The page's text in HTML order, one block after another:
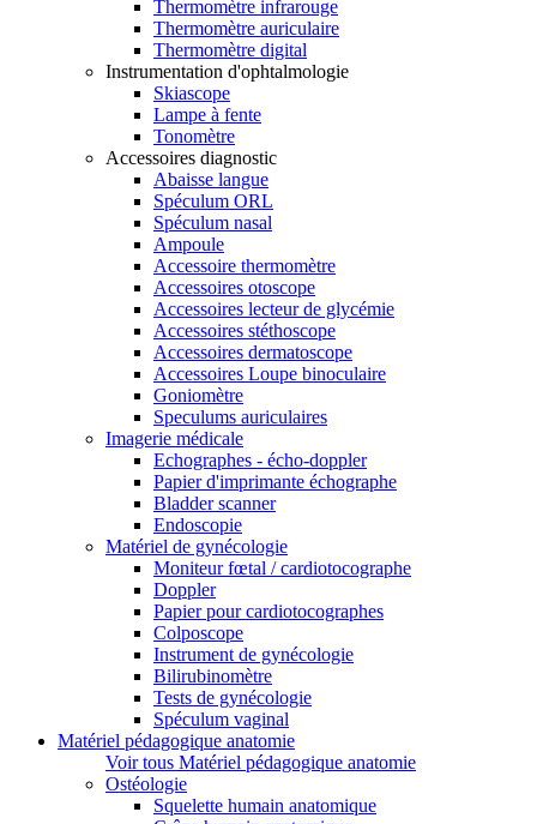
Thermomètre infrarouge
Thermomètre auriculaire
Thermomètre digital
Instrumentation d'ophtalmologie
Skiascope
Lampe à fente
Tonomètre
Accessoires diagnostic
Abaisse langue
Spéculum ORL
Spéculum nasal
Ampoule
Accessoire thermomètre
Accessoires otoscope
Accessoires lecteur de glycémie
Accessoires stéthoscope
Accessoires dermatoscope
Accessoires Loupe binoculaire
Goniomètre
Speculums auriculaires
Imagerie médicale
Echographes - écho-doppler
Papier d'imprimante échographe
Bladder scanner
Endoscopie
Matériel de gynécologie
Moniteur fœtal / cardiotocographe
Doppler
Papier pour cardiotocographes
Colposcope
Instrument de gynécologie
Bilirubinomètre
Tests de gynécologie
Spéculum vaginal
Matériel pédagogique anatomie
Voir tous Matériel pédagogique anatomie
Ostéologie
Squelette humain anatomique